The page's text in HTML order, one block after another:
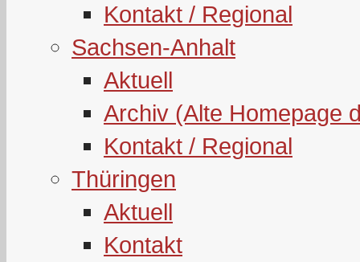
Kontakt / Regional
Sachsen-Anhalt
Aktuell
Archiv (Alte Homepage
Kontakt / Regional
Thüringen
Aktuell
Kontakt